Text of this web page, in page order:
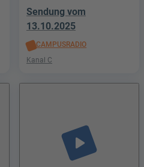
Sendung vom
13.10.2025
CAMPUSRADIO
Kanal C
play_arrow